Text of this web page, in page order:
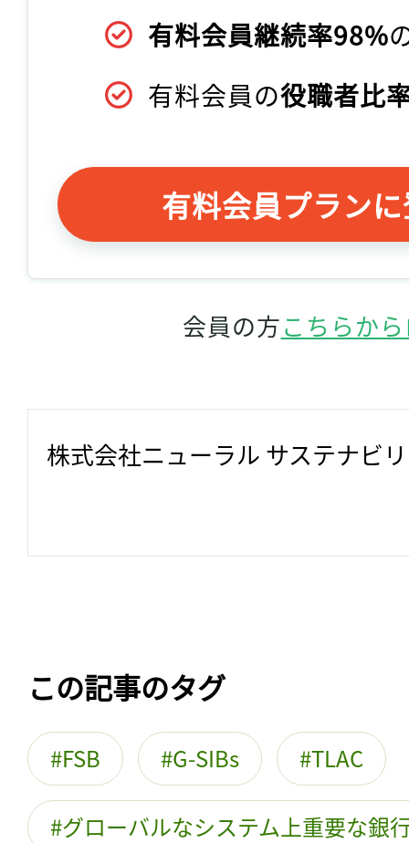
有料会員継続率98%
有料会員の役職者比
有料会員プラン
会員の方こちらか
株式会社ニューラル サステナビ
この記事のタグ
FSB G-SIBs TLAC
グローバルなシステム上重要な銀